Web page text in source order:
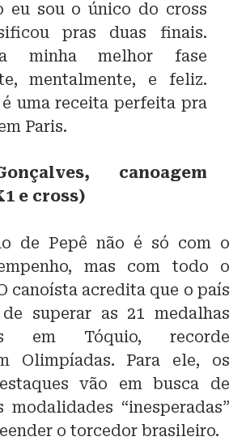
eu sou o único do cross
pras duas finais.
minha melhor fase
mentalmente, e feliz.
uma receita perfeita pra
Paris.
canoagem
e cross)
de Pepê não é só com o
mas com todo o
canoísta acredita que o país
superar as 21 medalhas
em Tóquio, recorde
Olimpíadas. Para ele, os
vão em busca de
modalidades “inesperadas”
o torcedor brasileiro.